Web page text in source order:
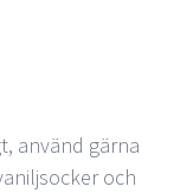
använd gärna
och